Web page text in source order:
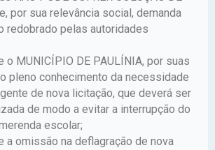
por sua relevância social, demanda
redobrado pelas autoridades
o MUNICÍPIO DE PAULÍNIA, por suas
pleno conhecimento da necessidade
de nova licitação, que deverá ser
de modo a evitar a interrupção do
escolar;
a omissão na deflagração de nova